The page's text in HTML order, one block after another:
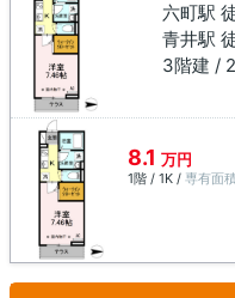
六町駅
青井駅
3階建 /
8.1 万円
1階 / 1K / 専有面